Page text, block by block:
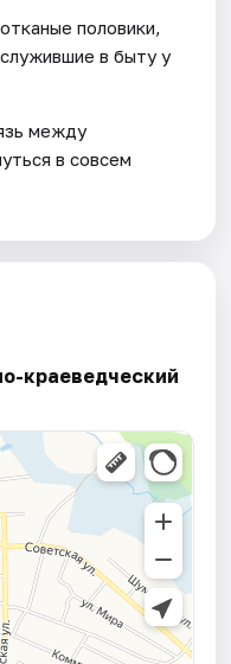
половики,
в быту у
между
в совсем
краеведческий